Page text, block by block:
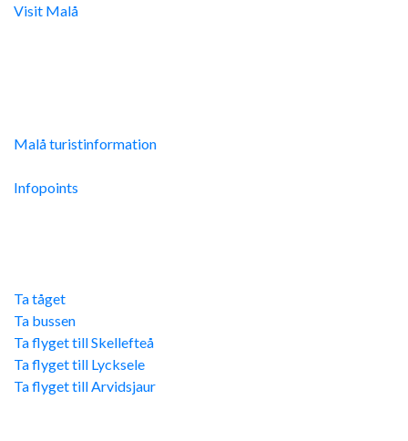
Visit Malå
Malå turistinformation
Infopoints
Ta tåget
Ta bussen
Ta flyget till Skellefteå
Ta flyget till Lycksele
Ta flyget till Arvidsjaur